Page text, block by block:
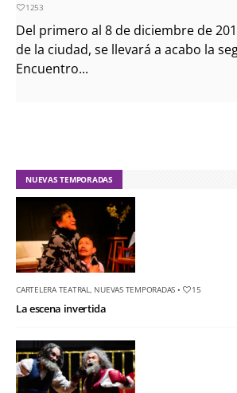
1253
Del primero al 8 de diciembre de
de la ciudad, se llevará a acabo la
Encuentro...
NUEVAS TEMPORADAS
CARTELERA TEATRAL NUEVAS TEMPORADAS • 15
La escena invertida